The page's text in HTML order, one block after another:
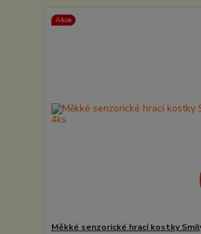
Akce
Měkké senzorické hrací kostky